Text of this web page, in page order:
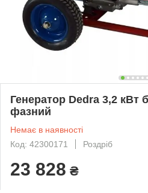
Генератор Dedra 3,2 кВт
фазний
Немає в наявності
Код: 42300171
Роздріб
23 828 ₴